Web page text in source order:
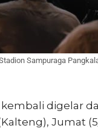
Sampuraga
digelar
Jumat